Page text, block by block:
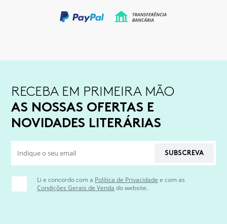
RECEBA EM PRIMEIRA MÃO
AS NOSSAS OFERTAS E
NOVIDADES LITERÁRIAS
SUBSCREVA
Li e concordo com a Política de Privacidade e com as
Condições Gerais de Venda do website.